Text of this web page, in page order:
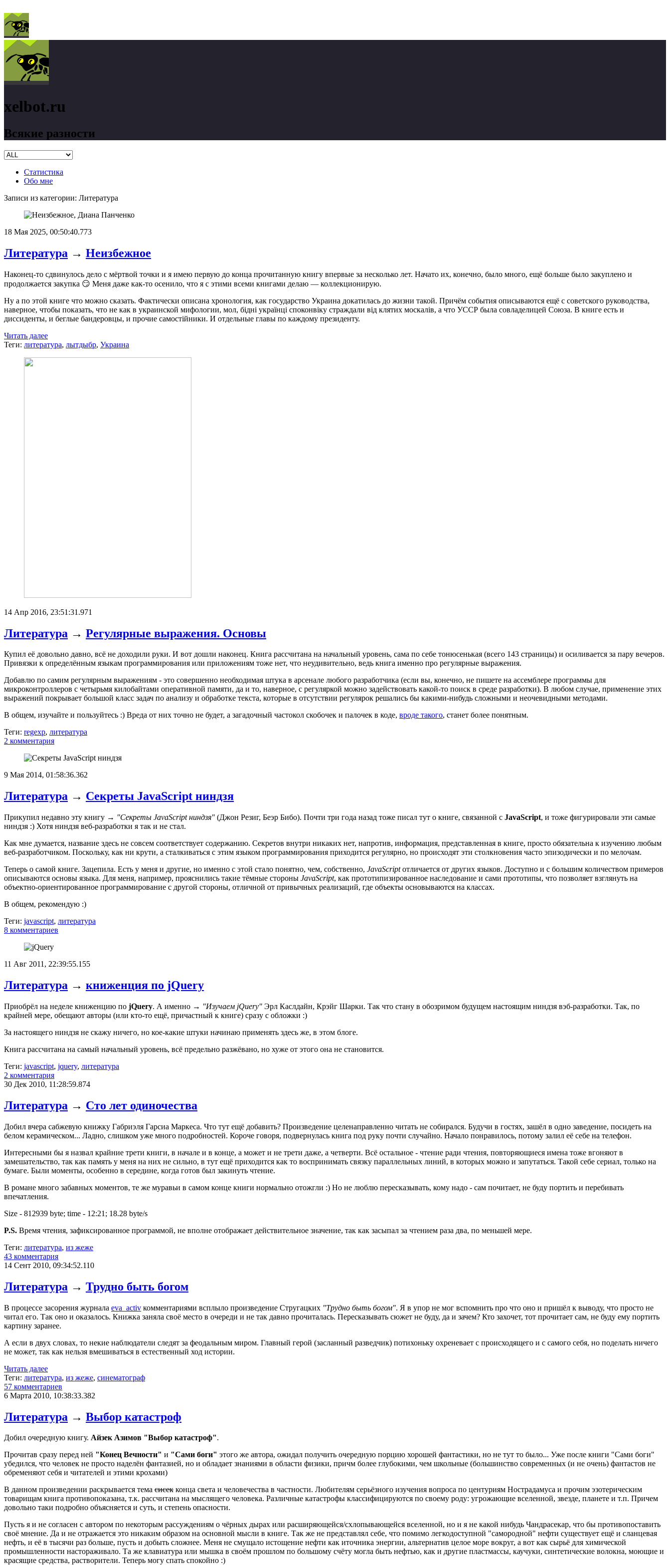
xelbot.ru
xelbot.ru
Всякие разности
Статистика
Обо мне
Записи из категории: Литература
18 Мая 2025, 00:50:40.773
Литература → Неизбежное
Наконец-то сдвинулось дело с мёртвой точки и я имею первую до конца прочитанную книгу впервые за несколько лет. Начато их, конечно, было много, ещё больше было закуплено и
продолжается закупка 😏 Меня даже как-то осенило, что я с этими всеми книгами делаю — коллекционирую.
Ну а по этой книге что можно сказать. Фактически описана хронология, как государство Украина докатилась до жизни такой. Причём события описываются ещё с советского руководства,
наверное, чтобы показать, что не как в украинской мифологии, мол, бідні українці споконвіку страждали від клятих москалів, а что УССР была совладелицей Союза. В книге есть и
диссиденты, и беглые бандеровцы, и прочие самостійники. И отдельные главы по каждому президенту.
Читать далее
Теги: литература, лытдыбр, Украина
14 Апр 2016, 23:51:31.971
Литература → Регулярные выражения. Основы
Купил её довольно давно, всё не доходили руки. И вот дошли наконец. Книга рассчитана на начальный уровень, сама по себе тонюсенькая (всего 143 страницы) и осиливается за пару вечеров.
Привязки к определённым языкам программирования или приложениям тоже нет, что неудивительно, ведь книга именно про регулярные выражения.
Добавлю по самим регулярным выражениям - это совершенно необходимая штука в арсенале любого разработчика (если вы, конечно, не пишете на ассемблере программы для
микроконтроллеров с четырьмя килобайтами оперативной памяти, да и то, наверное, с регуляркой можно задействовать какой-то поиск в среде разработки). В любом случае, применение этих
выражений покрывает большой класс задач по анализу и обработке текста, которые в отсутствии регулярок решались бы какими-нибудь сложными и неочевидными методами.
В общем, изучайте и пользуйтесь :) Вреда от них точно не будет, а загадочный частокол скобочек и палочек в коде, вроде такого, станет более понятным.
Теги: regexp, литература
2 комментария
9 Мая 2014, 01:58:36.362
Литература → Секреты JavaScript ниндзя
Прикупил недавно эту книгу → "Секреты JavaScript ниндзя" (Джон Резиг, Беэр Бибо). Почти три года назад тоже писал тут о книге, связанной с JavaScript, и тоже фигурировали эти самые
ниндзя :) Хотя ниндзя веб-разработки я так и не стал.
Как мне думается, название здесь не совсем соответствует содержанию. Секретов внутри никаких нет, напротив, информация, представленная в книге, просто обязательна к изучению любым
веб-разработчиком. Поскольку, как ни крути, а сталкиваться с этим языком программирования приходится регулярно, но происходят эти столкновения часто эпизодически и по мелочам.
Теперь о самой книге. Зацепила. Есть у меня и другие, но именно с этой стало понятно, чем, собственно, JavaScriptотличается от других языков. Доступно и с большим количеством примеров
описываются основы языка. Для меня, например, прояснились такие тёмные стороны JavaScript, как прототипизированное наследование и сами прототипы, что позволяет взглянуть на
объектно-ориентированное программирование с другой стороны, отличной от привычных реализаций, где объекты основываются на классах.
В общем, рекомендую :)
Теги: javascript, литература
8 комментариев
11 Авг 2011, 22:39:55.155
Литература → книженция по jQuery
Приобрёл на неделе книженцию по jQuery. А именно → "Изучаем jQuery" Эрл Каслдайн, Крэйг Шарки. Так что стану в обозримом будущем настоящим ниндзя вэб-разработки. Так, по
крайней мере, обещают авторы (или кто-то ещё, причастный к книге) сразу с обложки :)
За настоящего ниндзя не скажу ничего, но кое-какие штуки начинаю применять здесь же, в этом блоге.
Книга рассчитана на самый начальный уровень, всё предельно разжёвано, но хуже от этого она не становится.
Теги: javascript, jquery, литература
2 комментария
30 Дек 2010, 11:28:59.874
Литература → Сто лет одиночества
Добил вчера сабжевую книжку Габриэля Гарсиа Маркеса. Что тут ещё добавить? Произведение целенаправленно читать не собирался. Будучи в гостях, зашёл в одно заведение, посидеть на
белом керамическом... Ладно, слишком уже много подробностей. Короче говоря, подвернулась книга под руку почти случайно. Начало понравилось, потому залил её себе на телефон.
Интересными бы я назвал крайние трети книги, в начале и в конце, а может и не трети даже, а четверти. Всё остальное - чтение ради чтения, повторяющиеся имена тоже вгоняют в
замешательство, так как память у меня на них не сильно, в тут ещё приходится как то воспринимать связку параллельных линий, в которых можно и запутаться. Такой себе сериал, только на
бумаге. Были моменты, особенно в середине, когда готов был закинуть чтение.
В романе много забавных моментов, те же муравьи в самом конце книги нормально отожгли :) Но не люблю пересказывать, кому надо - сам почитает, не буду портить и перебивать
впечатления.
Size - 812939 byte; time - 12:21; 18.28 byte/s
P.S. Время чтения, зафиксированное программой, не вполне отображает действительное значение, так как засыпал за чтением раза два, по меньшей мере.
Теги: литература, из жеже
43 комментария
14 Сент 2010, 09:34:52.110
Литература → Трудно быть богом
В процессе засорения журнала eva_activ комментариями всплыло произведение Стругацких "Трудно быть богом". Я в упор не мог вспомнить про что оно и пришёл к выводу, что просто не
читал его. Так оно и оказалось. Книжка заняла своё место в очереди и не так давно прочиталась. Пересказывать сюжет не буду, да и зачем? Кто захочет, тот прочитает сам, не буду ему портить
картину заранее.
А если в двух словах, то некие наблюдатели следят за феодальным миром. Главный герой (засланный разведчик) потихоньку охреневает с происходящего и с самого себя, но поделать ничего
не может, так как нельзя вмешиваться в естественный ход истории.
Читать далее
Теги: литература, из жеже, синематограф
57 комментариев
6 Марта 2010, 10:38:33.382
Литература → Выбор катастроф
Добил очередную книгу. Айзек Азимов "Выбор катастроф".
Прочитав сразу перед ней "Конец Вечности" и "Сами боги" этого же автора, ожидал получить очередную порцию хорошей фантастики, но не тут то было... Уже после книги "Сами боги"
убедился, что человек не просто наделён фантазией, но и обладает знаниями в области физики, причм более глубокими, чем школьные (большинство современных (и не очень) фантастов не
обременяют себя и читателей и этими крохами)
В данном произведении раскрывается тема сисек конца света и человечества в частности. Любителям серьёзного изучения вопроса по центуриям Нострадамуса и прочим эзотерическим
товарищам книга противопоказана, т.к. рассчитана на мыслящего человека. Различные катастрофы классифицируются по своему роду: угрожающие вселенной, звезде, планете и т.п. Причем
довольно таки подробно объясняется и суть, и степень опасности.
Пусть я и не согласен с автором по некоторым рассуждениям о чёрных дырах или расширяющейся/схлопывающейся вселенной, но и я не какой нибудь Чандрасекар, что бы противопоставить
своё мнение. Да и не отражается это никаким образом на основной мысли в книге. Так же не представлял себе, что помимо легкодоступной "самородной" нефти существует ещё и сланцевая
нефть, и её в тысячи раз больше, пусть и добыть сложнее. Меня не смущало истощение нефти как иточника энергии, альтернатив целое море вокруг, а вот как сырьё для химической
промышленности настораживало. Та же клавиатура или мышка в своём прошлом по большому счёту могла быть нефтью, как и другие пластмассы, каучуки, синтетические волокна, моющие и
красящие средства, растворители. Теперь могу спать спокойно :)